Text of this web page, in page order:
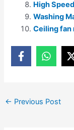
High
Washing
Ceiling fan
← Previous Post